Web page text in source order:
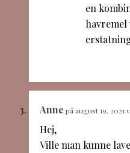
en
Anne på august 19, 2021
Hej,
Ville man kunne